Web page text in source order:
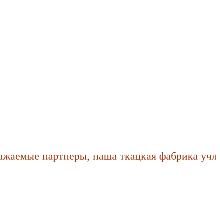
партнеры, наша ткацкая фабрика учла